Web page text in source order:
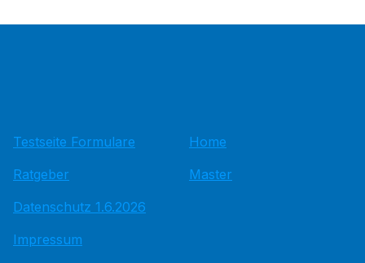
Testseite Formulare
Ratgeber
Datenschutz 1.6.2026
Impressum
Home
Master